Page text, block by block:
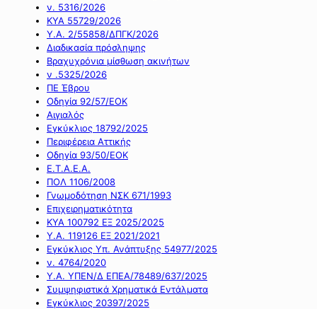
ν. 5316/2026
ΚΥΑ 55729/2026
Υ.Α. 2/55858/ΔΠΓΚ/2026
Διαδικασία πρόσληψης
Βραχυχρόνια μίσθωση ακινήτων
ν .5325/2026
ΠΕ Έβρου
Οδηγία 92/57/ΕΟΚ
Αιγιαλός
Εγκύκλιος 18792/2025
Περιφέρεια Αττικής
Οδηγία 93/50/ΕΟΚ
Ε.Τ.Α.Ε.Α.
ΠΟΛ 1106/2008
Γνωμοδότηση ΝΣΚ 671/1993
Επιχειρηματικότητα
ΚΥΑ 100792 ΕΞ 2025/2025
Υ.Α. 119126 ΕΞ 2021/2021
Εγκύκλιος Υπ. Ανάπτυξης 54977/2025
ν. 4764/2020
Υ.Α. ΥΠΕΝ/Δ ΕΠΕΑ/78489/637/2025
Συμψηφιστικά Χρηματικά Εντάλματα
Εγκύκλιος 20397/2025